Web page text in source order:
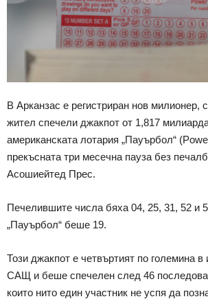
В Арканзас е регистриран нов милионер,
жител спечели джакпот от 1,817
американската лотария „Пауърбол“
прекъсната три месечна пауза без
Асошиейтед Прес.
Печелившите числа бяха 04, 25, 31, 52 и
„Пауърбол“ беше 19.
Този джакпот е четвъртият по големина в
САЩ и беше спечелен след 46
които нито един участник не успя да